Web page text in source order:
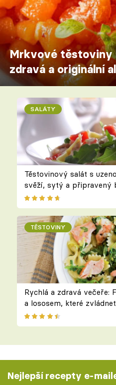
Mrkvové těstoviny
zdravá a originální
SALÁTY
Těstovinový salát s
svěží, sytý a připravený
TĚSTOVINY
Rychlá a zdravá večeře:
a lososem, které
Nejlepší recepty e-